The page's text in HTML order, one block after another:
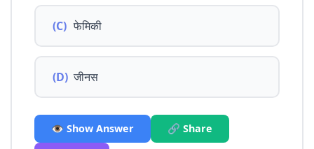
(C) फेमिकी
(D) जीनस
👁️ Show Answer 🔗 Share